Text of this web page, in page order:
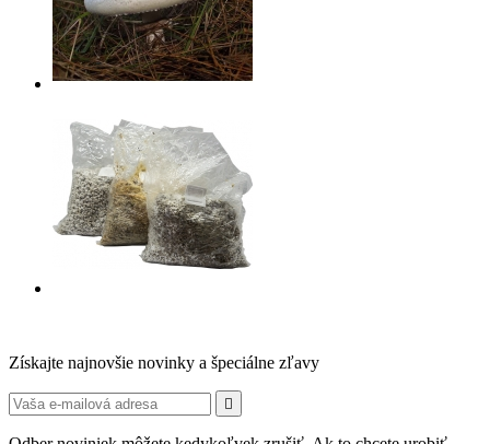
Získajte najnovšie novinky a špeciálne zľavy
